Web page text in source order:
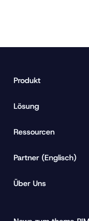
Produkt
Lösung
Ressourcen
Partner (Englisch)
Über Uns